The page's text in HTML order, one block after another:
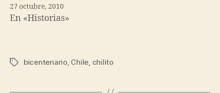
27 octubre, 2010
En «Historias»
Etiquetas
bicentenario, Chile, chilito